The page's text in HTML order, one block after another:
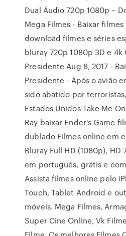
Dual Áudio 720p 1080p –
Mega Filmes - Baixar
download filmes e séries
bluray 720p 1080p 3D e 4k
Presidente Aug 8, 2017 -
Presidente - Após o avião
sido abatido por
Estados Unidos Take Me
Ray baixar Ender's Game
dublado Filmes online em
Bluray Full HD (1080p),
em português, grátis e
Assista filmes online pelo
Touch, Tablet Android e
móveis. Mega Filmes,
Super Cine Online, Vk